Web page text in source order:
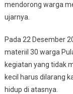
mendorong warga
ujarnya.
Pada 22 Desember
materiil 30 warga
kegiatan yang tidak
kecil harus dilarang
hidup di atasnya.